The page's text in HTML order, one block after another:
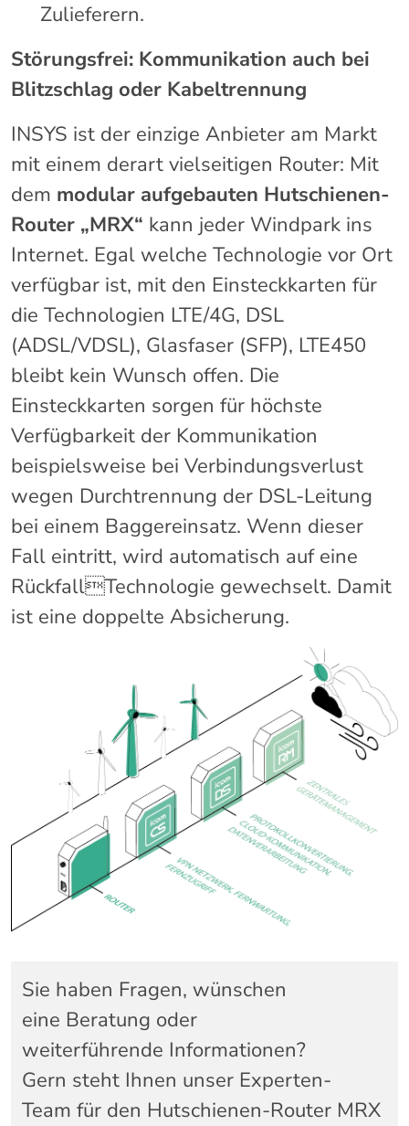
Zulieferern.
Störungsfrei: Kommunikation auch bei
Blitzschlag oder Kabeltrennung
INSYS ist der einzige Anbieter am Markt
mit einem derart vielseitigen Router: Mit
dem modular aufgebauten Hutschienen-
Router „MRX“ kann jeder Windpark ins
Internet. Egal welche Technologie vor Ort
verfügbar ist, mit den Einsteckkarten für
die Technologien LTE/4G, DSL
(ADSL/VDSL), Glasfaser (SFP), LTE450
bleibt kein Wunsch offen. Die
Einsteckkarten sorgen für höchste
Verfügbarkeit der Kommunikation
beispielsweise bei Verbindungsverlust
wegen Durchtrennung der DSL-Leitung
bei einem Baggereinsatz. Wenn dieser
Fall eintritt, wird automatisch auf eine
RückfallTechnologie gewechselt. Damit
ist eine doppelte Absicherung.
Sie haben Fragen, wünschen
eine Beratung oder
weiterführende Informationen?
Gern steht Ihnen unser Experten-
Team für den Hutschienen-Router MRX